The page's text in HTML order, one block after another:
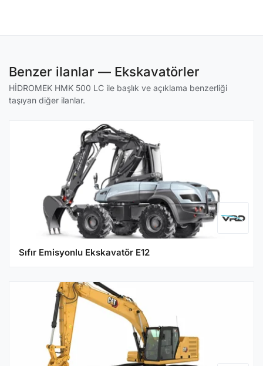
Benzer ilanlar — Ekskavatörler
HİDROMEK HMK 500 LC ile başlık ve açıklama benzerliği
taşıyan diğer ilanlar.
Sıfır Emisyonlu Ekskavatör E12